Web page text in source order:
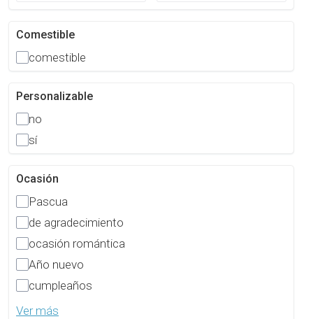
Comestible
comestible
Personalizable
no
sí
Ocasión
Pascua
de agradecimiento
ocasión romántica
Año nuevo
cumpleaños
Ver más